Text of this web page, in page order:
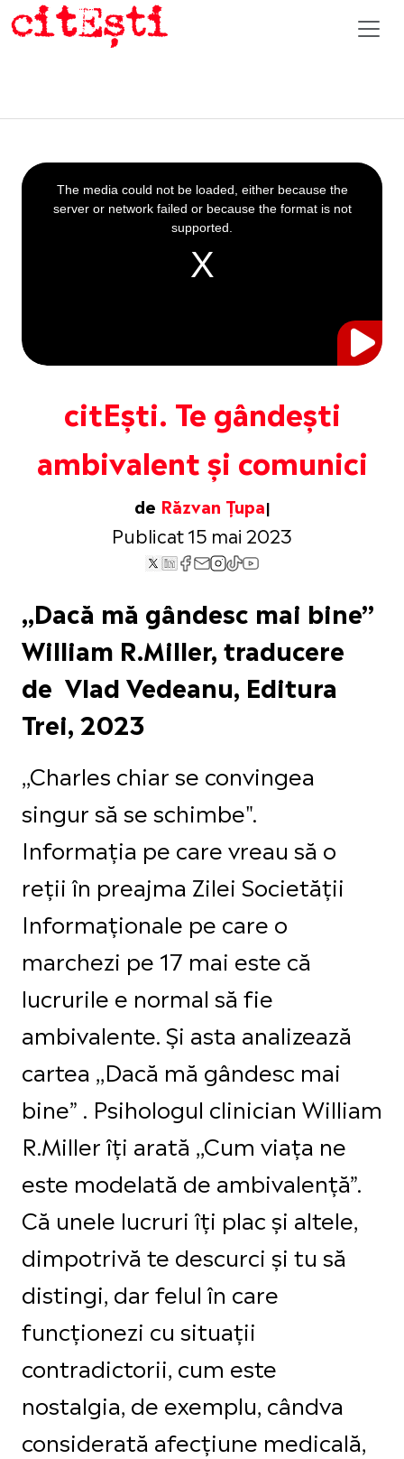
citEști. Te gândești
ambivalent și comunici
de Răzvan Țupa
Publicat 15 mai 2023
This
is
a
The media could not be loaded, either because the
server or network failed or because the format is not
supported.
,,Dacă mă gândesc mai bine”
William R.Miller, traducere
de Vlad Vedeanu, Editura
Trei, 2023
,,Charles chiar se convingea
singur să se schimbe".
Informația pe care vreau să o
reții în preajma Zilei Societății
Informaționale pe care o
marchezi pe 17 mai este că
lucrurile e normal să fie
ambivalente. Și asta analizează
cartea ,,Dacă mă gândesc mai
bine” . Psihologul clinician William
R.Miller îți arată ,,Cum viața ne
este modelată de ambivalență”.
Că unele lucruri îți plac și altele,
dimpotrivă te descurci și tu să
distingi, dar felul în care
funcționezi cu situații
contradictorii, cum este
nostalgia, de exemplu, cândva
considerată afecțiune medicală,